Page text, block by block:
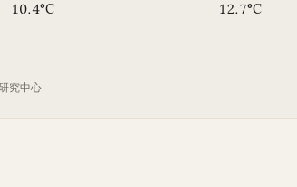
10.4°C 12.7°C
究中心